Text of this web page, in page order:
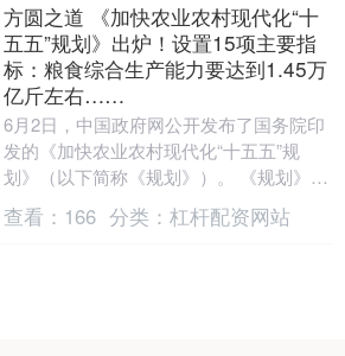
方圆之道 《加快农业农村现代化“十
五五”规划》出炉！设置15项主要指
标：粮食综合生产能力要达到1.45万
亿斤左右……
6月2日，中国政府网公开发布了国务院印
发的《加快农业农村现代化“十五五”规
划》（以下简称《规划》）。 《规划》明
确，到2030年，粮食等重要农产品供给保
障能力稳....
查看： 166 分类： 杠杆配资网站